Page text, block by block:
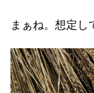
まぁね。想定し